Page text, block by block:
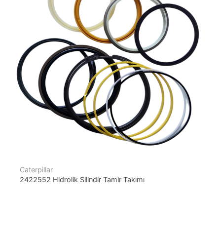
Caterpillar
2422552 Hidrolik Silindir Tamir Takımı